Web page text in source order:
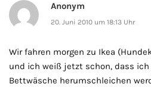
Anonym
20. Juni 2010 um 18:13 Uhr
Wir fahren morgen zu Ikea
und ich weiß jetzt schon, dass
Bettwäsche herumschleichen